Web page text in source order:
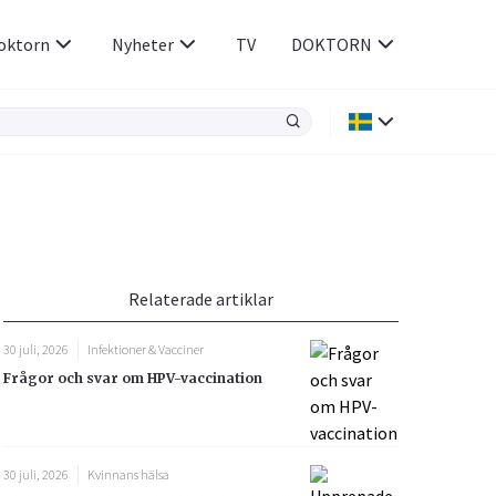
Rökavvänjning
Rörelseapparaten
Sex & Samliv
Sömn & Stress
Nyheter TV DOKTORN
Relaterade artiklar
30 juli, 2026
Infektioner & Vacciner
Frågor och svar om HPV-vaccination
30 juli, 2026
Kvinnans hälsa